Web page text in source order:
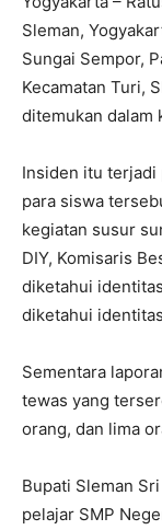
Sleman,
Sungai Sempor,
Kecamatan Turi,
ditemukan dalam
Insiden itu terjadi
para siswa
kegiatan susur
DIY, Komisaris
diketahui
diketahui
Sementara
tewas yang
orang, dan lima
Bupati Sleman
pelajar SMP